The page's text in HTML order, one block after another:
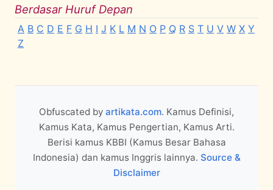
Berdasar Huruf Depan
A B C D E F G H I J K L M N O P Q R S T U V W X Y
Z
Obfuscated by artikata.com. Kamus Definisi,
Kamus Kata, Kamus Pengertian, Kamus Arti.
Berisi kamus KBBI (Kamus Besar Bahasa
Indonesia) dan kamus Inggris lainnya. Source &
Disclaimer